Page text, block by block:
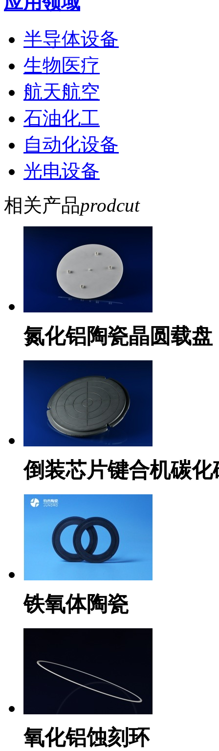
半导体设备
生物医疗
航天航空
石油化工
自动化设备
光电设备
相关产品prodcut
氮化铝陶瓷晶圆载盘
倒装芯片键合机碳
铁氧体陶瓷
氧化铝蚀刻环